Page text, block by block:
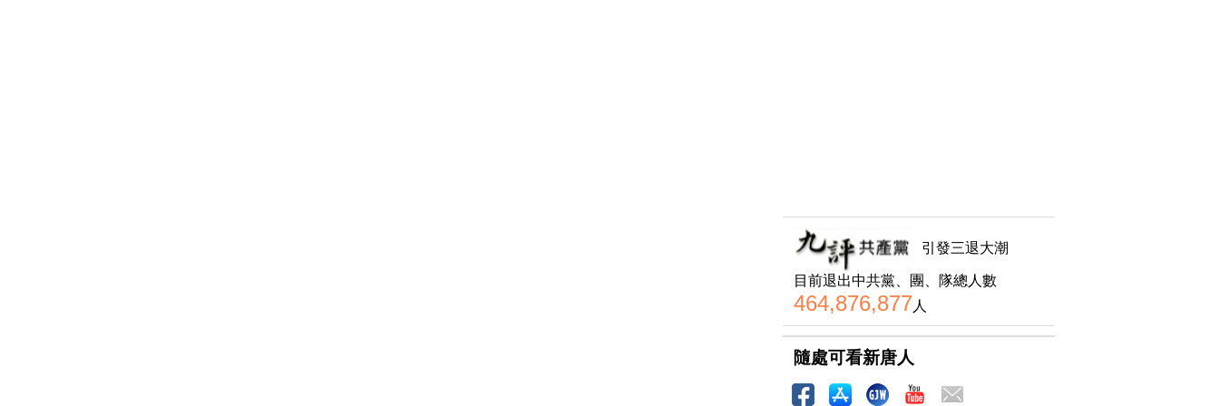
引發三退大潮
目前退出中共黨、團、隊總人數
464,876,877人
隨處可看新唐人